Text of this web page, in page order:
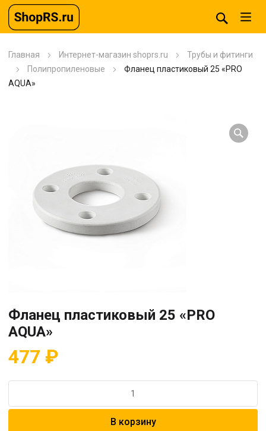
Главная Интернет-магазин shoprs.ru
Трубы и фитинги
Полипропиленовые
Фланец пластиковый 25 «PRO
AQUA»
Фланец пластиковый 25 «PRO
AQUA»
477 ₽
Фланец
В корзину